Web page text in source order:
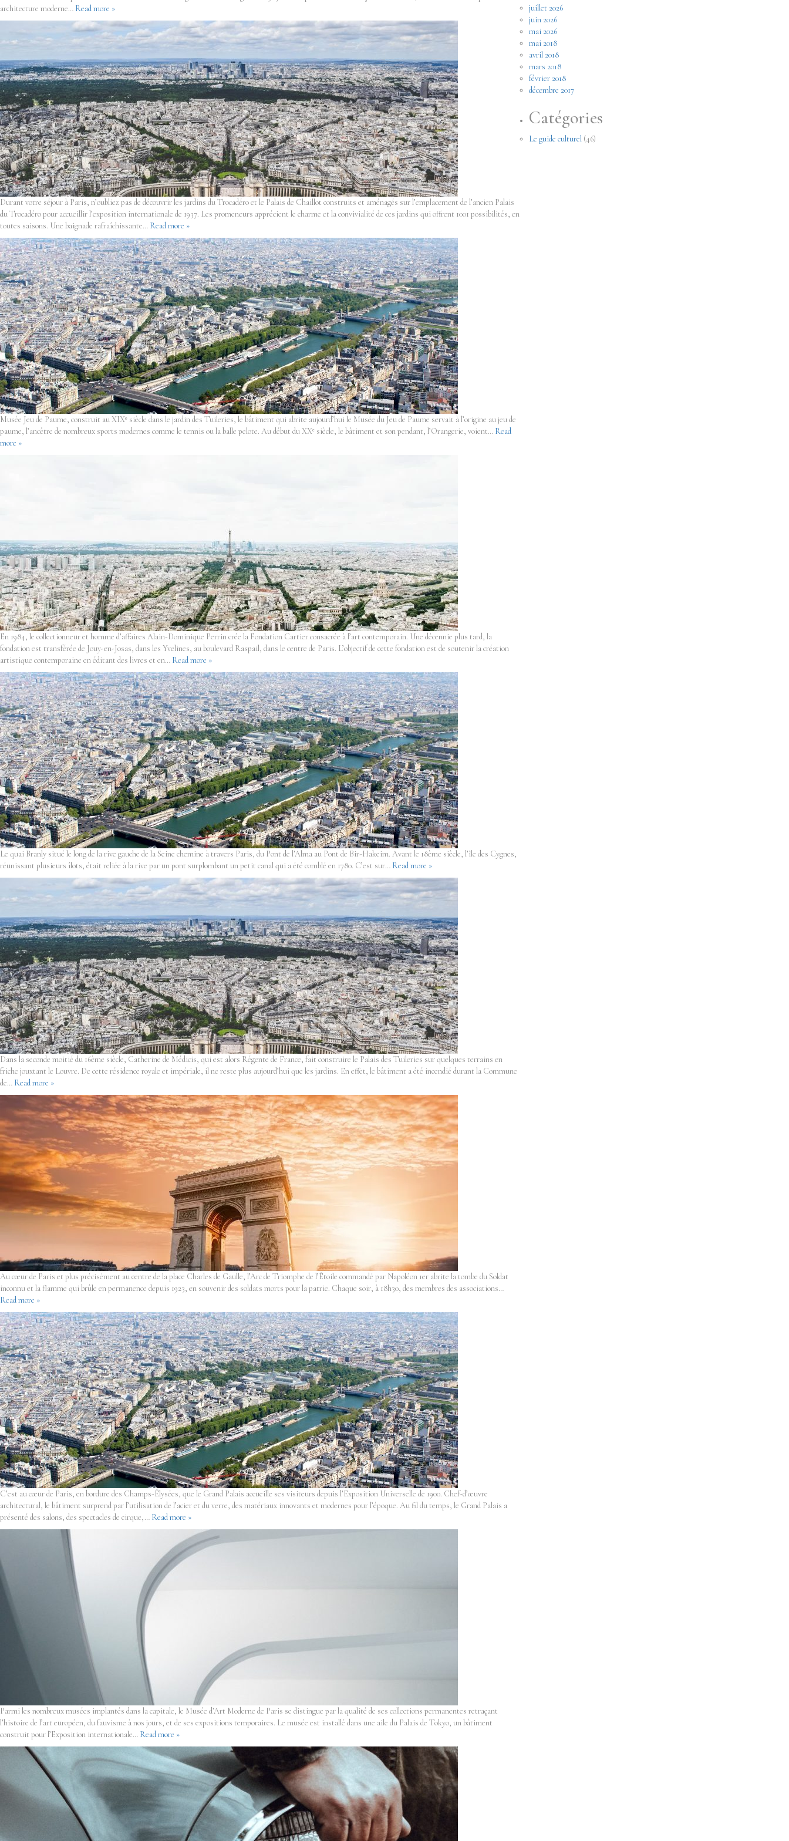
architecture moderne… Read more »
Durant votre séjour à Paris, n’oubliez pas de découvrir les jardins du Trocadéro et le Palais de Chaillot construits et aménagés sur l’emplacement de l’ancien Palais
du Trocadéro pour accueillir l’exposition internationale de 1937. Les promeneurs apprécient le charme et la convivialité de ces jardins qui offrent 1001 possibilités, en
toutes saisons. Une baignade rafraîchissante… Read more »
Musée Jeu de Paume, construit au XIXᵉ siècle dans le jardin des Tuileries, le bâtiment qui abrite aujourd’hui le Musée du Jeu de Paume servait à l’origine au jeu de
paume, l’ancêtre de nombreux sports modernes comme le tennis ou la balle pelote. Au début du XXᵉ siècle, le bâtiment et son pendant, l’Orangerie, voient… Read
more »
En 1984, le collectionneur et homme d’affaires Alain-Dominique Perrin crée la Fondation Cartier consacrée à l’art contemporain. Une décennie plus tard, la
fondation est transférée de Jouy-en-Josas, dans les Yvelines, au boulevard Raspail, dans le centre de Paris. L’objectif de cette fondation est de soutenir la création
artistique contemporaine en éditant des livres et en… Read more »
Le quai Branly situé le long de la rive gauche de la Seine chemine à travers Paris, du Pont de l’Alma au Pont de Bir-Hakeim. Avant le 18ème siècle, l’île des Cygnes,
réunissant plusieurs îlots, était reliée à la rive par un pont surplombant un petit canal qui a été comblé en 1780. C’est sur… Read more »
Dans la seconde moitié du 16ème siècle, Catherine de Médicis, qui est alors Régente de France, fait construire le Palais des Tuileries sur quelques terrains en
friche jouxtant le Louvre. De cette résidence royale et impériale, il ne reste plus aujourd’hui que les jardins. En effet, le bâtiment a été incendié durant la Commune
de… Read more »
Au cœur de Paris et plus précisément au centre de la place Charles de Gaulle, l’Arc de Triomphe de l’Étoile commandé par Napoléon 1er abrite la tombe du Soldat
inconnu et la flamme qui brûle en permanence depuis 1923, en souvenir des soldats morts pour la patrie. Chaque soir, à 18h30, des membres des associations…
Read more »
C’est au cœur de Paris, en bordure des Champs-Élysées, que le Grand Palais accueille ses visiteurs depuis l’Exposition Universelle de 1900. Chef-d’œuvre
architectural, le bâtiment surprend par l’utilisation de l’acier et du verre, des matériaux innovants et modernes pour l’époque. Au fil du temps, le Grand Palais a
présenté des salons, des spectacles de cirque,… Read more »
Parmi les nombreux musées implantés dans la capitale, le Musée d’Art Moderne de Paris se distingue par la qualité de ses collections permanentes retraçant
l’histoire de l’art européen, du fauvisme à nos jours, et de ses expositions temporaires. Le musée est installé dans une aile du Palais de Tokyo, un bâtiment
construit pour l’Exposition internationale… Read more »
juillet 2026
juin 2026
mai 2026
mai 2018
avril 2018
mars 2018
février 2018
décembre 2017
Catégories
Le guide culturel (46)